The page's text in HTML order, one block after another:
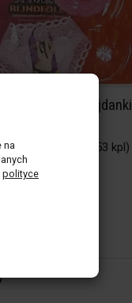
różowy - Kajdanki
w magazynie (53 kpl)
zł / kpl
na
polityce